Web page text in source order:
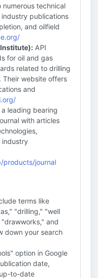
technical
publications
and oilfield
API
for oil and gas
related to drilling
Their website offers
and
a leading bearing
with articles
industry
products/journal
terms like
"drilling," "well
and
down your search
option in Google
date,
to-date